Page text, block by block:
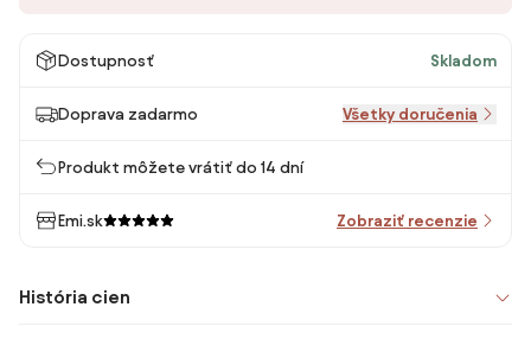
Dostupnosť Skladom
Doprava zadarmo Všetky doručenia
Produkt môžete vrátiť do 14 dní
Emi.sk Zobraziť recenzie
História cien